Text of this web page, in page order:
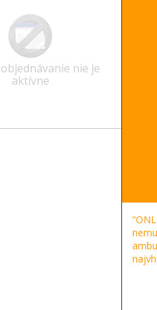
nie je
aktívne